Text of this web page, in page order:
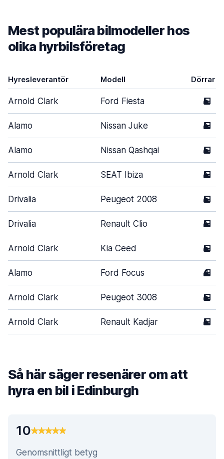
Mest populära bilmodeller hos
olika hyrbilsföretag
Hyresleverantör Modell Dörrar
Arnold Clark Ford Fiesta 5
Alamo Nissan Juke 5
Alamo Nissan Qashqai 5
Arnold Clark SEAT Ibiza 5
Drivalia Peugeot 2008 5
Drivalia Renault Clio 5
Arnold Clark Kia Ceed 5
Alamo Ford Focus 4
Arnold Clark Peugeot 3008 5
Arnold Clark Renault Kadjar 5
Så här säger resenärer om att
hyra en bil i Edinburgh
10
Genomsnittligt betyg